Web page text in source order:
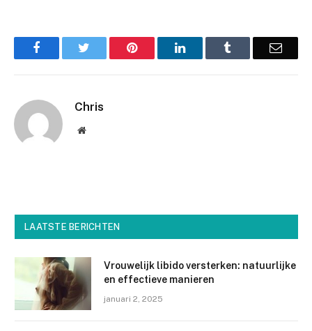
Facebook Pinterest LinkedIn Email
Chris
Website
LAATSTE BERICHTEN
Vrouwelijk libido versterken: natuurlijke
en effectieve manieren
januari 2, 2025